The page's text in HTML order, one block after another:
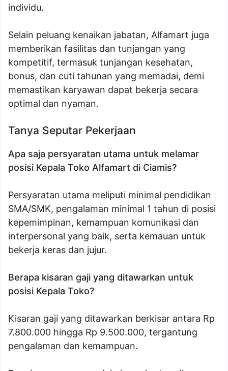
individu.
Selain peluang kenaikan jabatan, Alfamart juga
memberikan fasilitas dan tunjangan yang
kompetitif, termasuk tunjangan kesehatan,
bonus, dan cuti tahunan yang memadai, demi
memastikan karyawan dapat bekerja secara
optimal dan nyaman.
Tanya Seputar Pekerjaan
Apa saja persyaratan utama untuk melamar
posisi Kepala Toko Alfamart di Ciamis?
Persyaratan utama meliputi minimal pendidikan
SMA/SMK, pengalaman minimal 1 tahun di posisi
kepemimpinan, kemampuan komunikasi dan
interpersonal yang baik, serta kemauan untuk
bekerja keras dan jujur.
Berapa kisaran gaji yang ditawarkan untuk
posisi Kepala Toko?
Kisaran gaji yang ditawarkan berkisar antara Rp
7.800.000 hingga Rp 9.500.000, tergantung
pengalaman dan kemampuan.